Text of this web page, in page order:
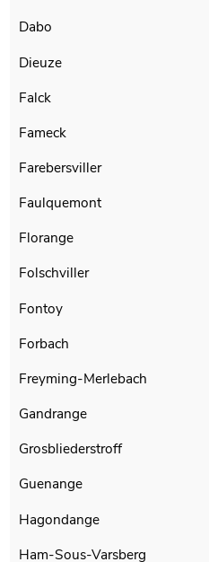
Dabo
Dieuze
Falck
Fameck
Farebersviller
Faulquemont
Florange
Folschviller
Fontoy
Forbach
Freyming-Merlebach
Gandrange
Grosbliederstroff
Guenange
Hagondange
Ham-Sous-Varsberg